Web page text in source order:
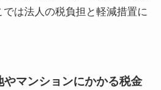
は法人の税負担と軽減措置に
マンションにかかる税金